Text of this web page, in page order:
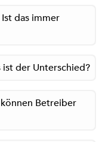
das immer
ist der Unterschied?
können Betreiber